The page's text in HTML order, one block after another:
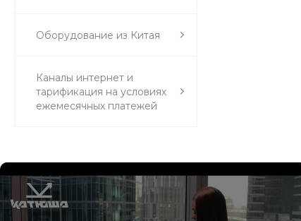
Оборудование из Китая
Каналы интернет и
тарификация на условиях
ежемесячных платежей